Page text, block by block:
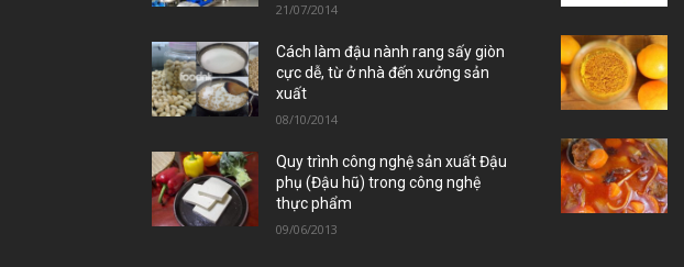
21/07/2014
Cách làm đậu nành rang sấy giòn
cực dễ, từ ở nhà đến xưởng sản
xuất
08/10/2014
Quy trình công nghệ sản xuất Đậu
phụ (Đậu hũ) trong công nghệ
thực phẩm
09/06/2013